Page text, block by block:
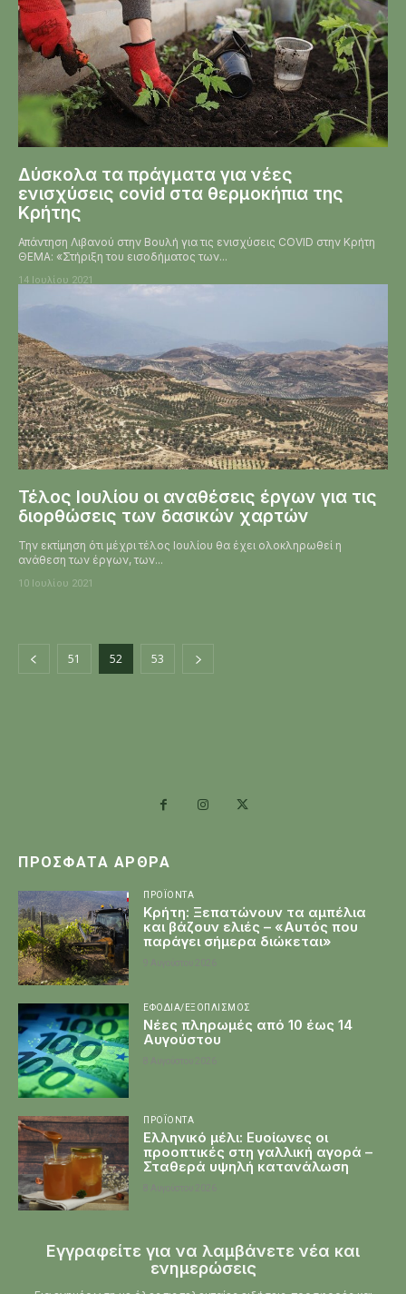
Δύσκολα τα πράγματα για νέες
ενισχύσεις covid στα θερμοκήπια της
Κρήτης
Απάντηση Λιβανού στην Βουλή για τις ενισχύσεις COVID στην Κρήτη
ΘΕΜΑ: «Στήριξη του εισοδήματος των...
14 Ιουλίου 2021
Τέλος Ιουλίου οι αναθέσεις έργων για τις
διορθώσεις των δασικών χαρτών
Την εκτίμηση ότι μέχρι τέλος Ιουλίου θα έχει ολοκληρωθεί η
ανάθεση των έργων, των...
10 Ιουλίου 2021
51 52 53
ΠΡΌΣΦΑΤΑ ΆΡΘΡΑ
ΠΡΟΪΌΝΤΑ
Κρήτη: Ξεπατώνουν τα αμπέλια
και βάζουν ελιές – «Αυτός που
παράγει σήμερα διώκεται»
ΕΦΌΔΙΑ/ΕΞΟΠΛΙΣΜΌΣ
Νέες πληρωμές από 10 έως 14
Αυγούστου
ΠΡΟΪΌΝΤΑ
Ελληνικό μέλι: Ευοίωνες οι
προοπτικές στη γαλλική αγορά –
Σταθερά υψηλή κατανάλωση
Εγγραφείτε για να λαμβάνετε νέα και
ενημερώσεις